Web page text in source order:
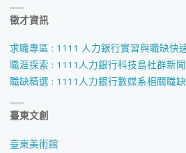
徵才資訊
求職專區 : 1111 人力銀行實習與職缺快
職涯探索 : 1111人力銀行科技島社群新
職缺精選 : 1111人力銀行數媒系相關職
臺東文創
臺東美術館